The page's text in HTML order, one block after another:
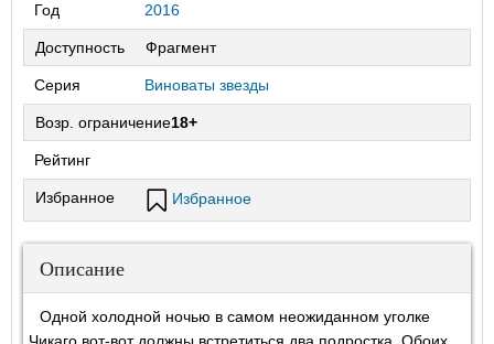
Год 2016
Доступность Фрагмент
Серия Виноваты звезды
Возр. ограничение18+
Рейтинг
Избранное Избранное
Описание
Одной холодной ночью в самом неожиданном уголке